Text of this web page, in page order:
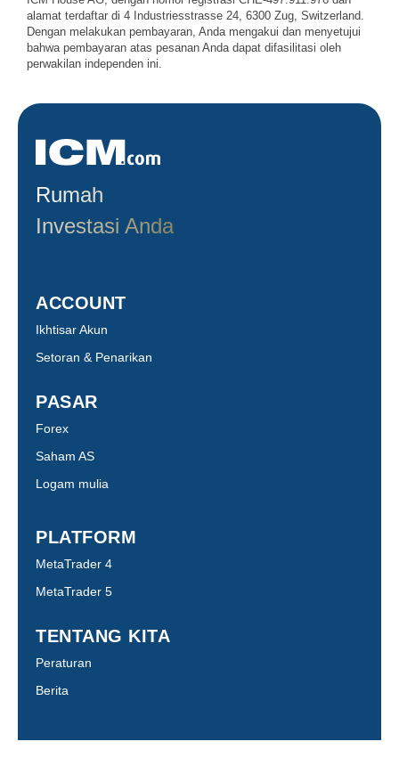
alamat terdaftar di 4 Industriesstrasse 24, 6300 Zug, Switzerland.
Dengan melakukan pembayaran, Anda mengakui dan menyetujui
bahwa pembayaran atas pesanan Anda dapat difasilitasi oleh
perwakilan independen ini.
Rumah
Investasi Anda
ACCOUNT
Ikhtisar Akun
Setoran & Penarikan
PASAR
Forex
Saham AS
Logam mulia
PLATFORM
MetaTrader 4
MetaTrader 5
TENTANG KITA
Peraturan
Berita